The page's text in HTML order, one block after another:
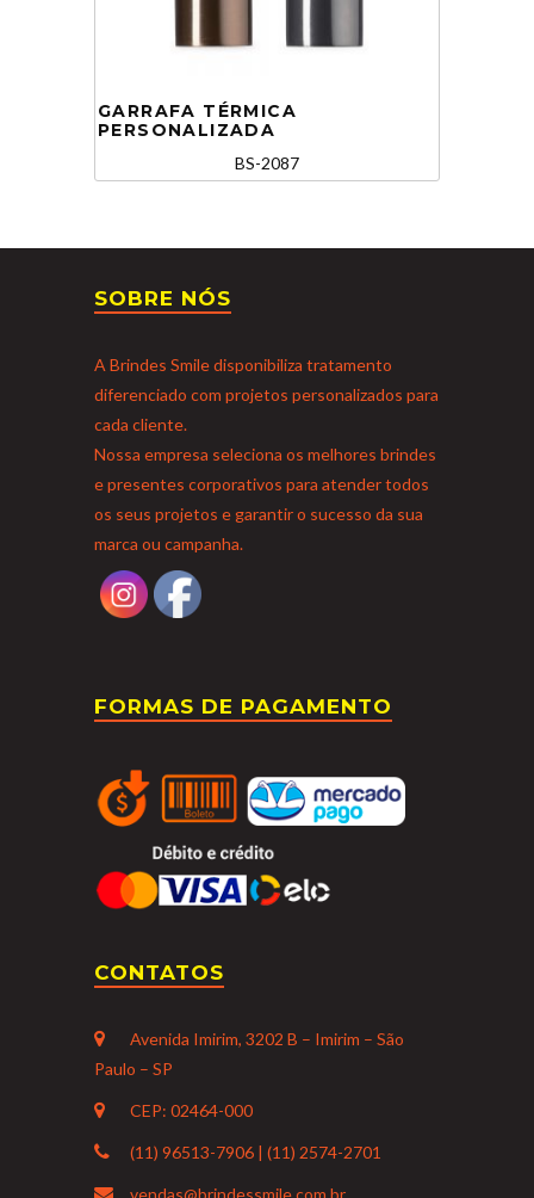
GARRAFA TÉRMICA
PERSONALIZADA
BS-2087
SOBRE NÓS
A Brindes Smile disponibiliza tratamento
diferenciado com projetos personalizados para
cada cliente.
Nossa empresa seleciona os melhores brindes
e presentes corporativos para atender todos
os seus projetos e garantir o sucesso da sua
marca ou campanha.
FORMAS DE PAGAMENTO
CONTATOS
Avenida Imirim, 3202 B – Imirim – São
Paulo – SP
CEP: 02464-000
(11) 96513-7906 | (11) 2574-2701
vendas@brindessmile.com.br